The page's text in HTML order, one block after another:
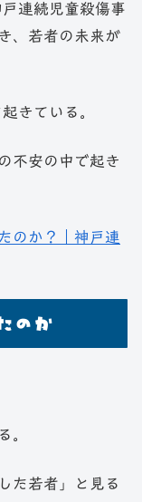
連続児童殺傷事
、若者の未来が
きている。
不安の中で起き
のか？｜神戸連
のか
。
た若者」と見る